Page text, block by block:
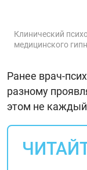
Клинический
медицинского
Ранее врач-
разному
этом не